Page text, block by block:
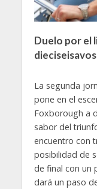
Duelo por el
La segunda
pone en el
Foxborough a
sabor del
encuentro con
posibilidad de
de final con un
dará un paso